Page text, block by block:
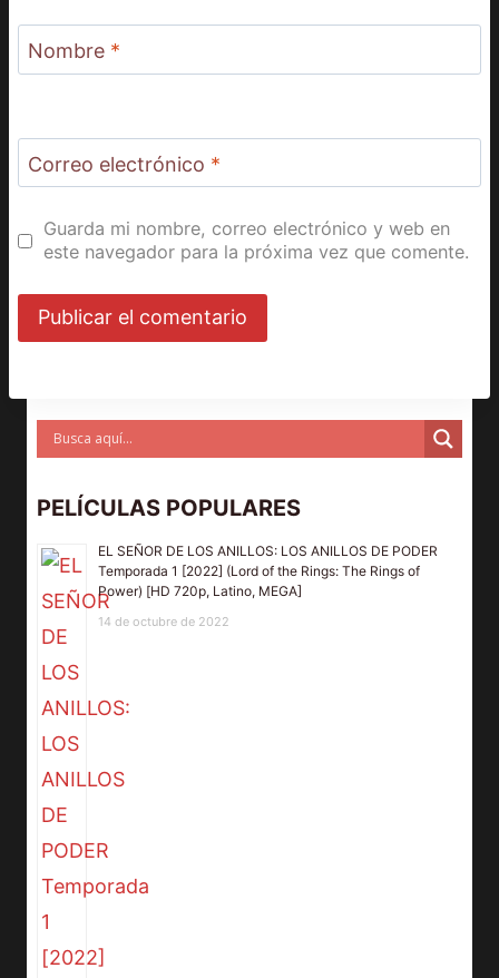
Nombre *
Correo electrónico *
Guarda mi nombre, correo electrónico y web en
este navegador para la próxima vez que comente.
PELÍCULAS POPULARES
EL SEÑOR DE LOS ANILLOS: LOS ANILLOS DE PODER
Temporada 1 [2022] (Lord of the Rings: The Rings of
Power) [HD 720p, Latino, MEGA]
14 de octubre de 2022